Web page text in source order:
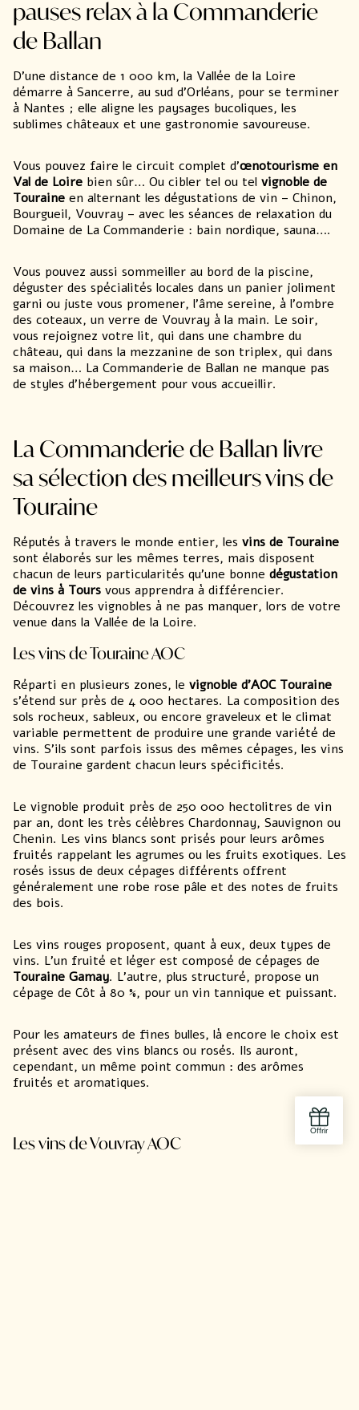
pauses relax à la Commanderie
de Ballan
D’une distance de 1 000 km, la Vallée de la Loire
démarre à Sancerre, au sud d’Orléans, pour se terminer
à Nantes ; elle aligne les paysages bucoliques, les
sublimes châteaux et une gastronomie savoureuse.
Vous pouvez faire le circuit complet d’œnotourisme en
Val de Loire bien sûr… Ou cibler tel ou tel vignoble de
Touraine en alternant les dégustations de vin – Chinon,
Bourgueil, Vouvray – avec les séances de relaxation du
Domaine de La Commanderie : bain nordique, sauna….
Vous pouvez aussi sommeiller au bord de la piscine,
déguster des spécialités locales dans un panier joliment
garni ou juste vous promener, l’âme sereine, à l’ombre
des coteaux, un verre de Vouvray à la main. Le soir,
vous rejoignez votre lit, qui dans une chambre du
château, qui dans la mezzanine de son triplex​, qui dans
sa maison… La Commanderie de Ballan ne manque pas
de styles d’hébergement pour vous accueillir.
La Commanderie de Ballan livre
sa sélection des meilleurs vins de
Touraine
Réputés à travers le monde entier, les vins de Touraine
sont élaborés sur les mêmes terres, mais disposent
chacun de leurs particularités qu’une bonne dégustation
de vins à Tours vous apprendra à différencier.
Découvrez les vignobles à ne pas manquer, lors de votre
venue dans la Vallée de la Loire.
Les vins de Touraine AOC
Réparti en plusieurs zones, le vignoble d’AOC Touraine
s’étend sur près de 4 000 hectares. La composition des
sols rocheux, sableux, ou encore graveleux et le climat
variable permettent de produire une grande variété de
vins. S’ils sont parfois issus des mêmes cépages, les vins
de Touraine gardent chacun leurs spécificités.
Le vignoble produit près de 250 000 hectolitres de vin
par an, dont les très célèbres Chardonnay, Sauvignon ou
Chenin. Les vins blancs sont prisés pour leurs arômes
fruités rappelant les agrumes ou les fruits exotiques. Les
rosés issus de deux cépages différents offrent
généralement une robe rose pâle et des notes de fruits
des bois.
Les vins rouges proposent, quant à eux, deux types de
vins. L’un fruité et léger est composé de cépages de
Touraine Gamay. L’autre, plus structuré, propose un
cépage de Côt à 80 %, pour un vin tannique et puissant.
Pour les amateurs de fines bulles, là encore le choix est
présent avec des vins blancs ou rosés. Ils auront,
cependant, un même point commun : des arômes
fruités et aromatiques.
Les vins de Vouvray AOC